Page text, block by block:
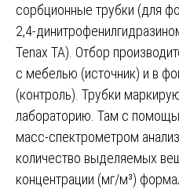
сорбционные трубки (для
2,4-
Tenax TA). Отбор
с мебелью (источник) и в
(контроль). Трубки
лабораторию. Там с
масс-спектрометром
количество выделяемых
концентрации (мг/м³)